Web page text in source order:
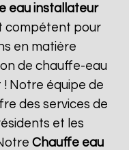
eau installateur
compétent pour
en matière
de chauffe-eau
! Notre équipe de
des services de
et les
Chauffe eau